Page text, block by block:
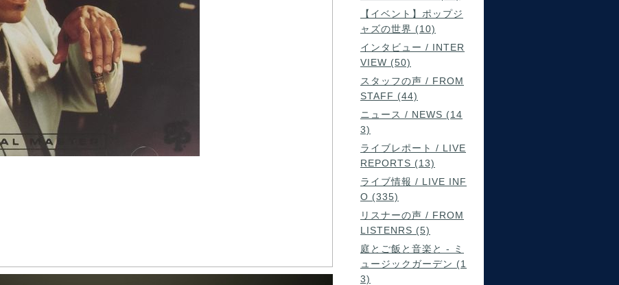
【イベント】ポップジ
ャズの世界 (10)
インタビュー / INTER
VIEW (50)
スタッフの声 / FROM
STAFF (44)
ニュース / NEWS (14
3)
ライブレポート / LIVE
REPORTS (13)
ライブ情報 / LIVE INF
O (335)
リスナーの声 / FROM
LISTENRS (5)
庭とご飯と音楽と - ミ
ュージックガーデン (1
3)